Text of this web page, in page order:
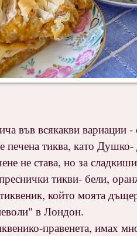
във всякакви вариации
печена тиква, като
не става, но за
тикви- бели,
който моята
в Лондон.
правенета, имах